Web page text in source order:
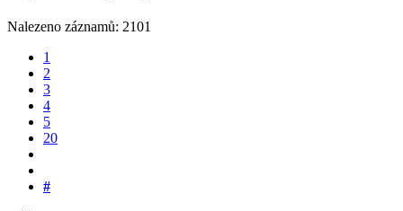
Nalezeno záznamů: 2101
1
2
3
4
5
20
#